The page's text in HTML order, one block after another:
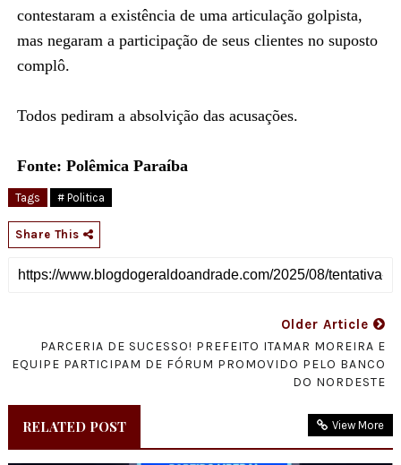
contestaram a existência de uma articulação golpista,
mas negaram a participação de seus clientes no suposto
complô.
Todos pediram a absolvição das acusações.
Fonte: Polêmica Paraíba
Tags # Politica
Share This
Older Article
PARCERIA DE SUCESSO! PREFEITO ITAMAR MOREIRA E
EQUIPE PARTICIPAM DE FÓRUM PROMOVIDO PELO BANCO
DO NORDESTE
RELATED POST View More